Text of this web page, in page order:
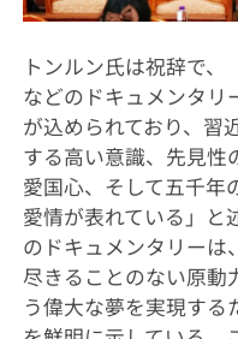
トンルン氏は祝辞で、
などのドキュメンタリ
が込められており、習
する高い意識、先見性
愛国心、そして五千年
愛情が表れている」と
のドキュメンタリーは
尽きることのない原動
う偉大な夢を実現する